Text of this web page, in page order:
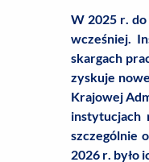
W 2025 r. do
wcześniej.
skargach
zyskuje
Krajowej
instytucjach
szczególnie
2026 r. było